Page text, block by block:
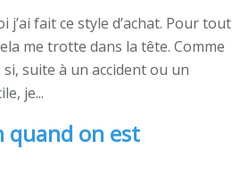
fait ce style d’achat. Pour tout
me trotte dans la tête. Comme
suite à un accident ou un
je...
quand on est